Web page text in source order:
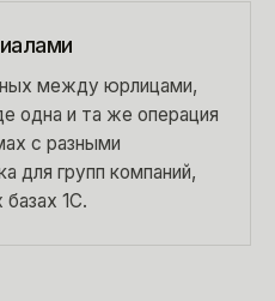
между юрлицами,
одна и та же операция
с разными
для групп компаний,
1С.